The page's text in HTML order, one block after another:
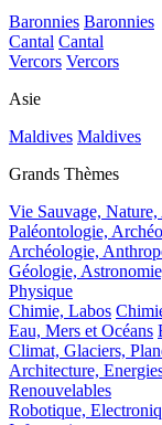
Baronnies Baronnies
Cantal Cantal
Vercors Vercors
Asie
Maldives Maldives
Grands Thèmes
Vie Sauvage,
Paléontologie,
Archéologie,
Géologie,
Physique
Chimie, Labos
Eau, Mers et Océans
Climat, Glaciers,
Architecture,
Renouvelables
Robotique,